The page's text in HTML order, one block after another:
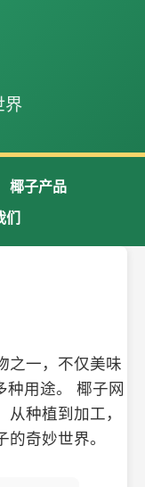
界
椰子产品
们
之一，不仅美味
种用途。 椰子网
种植到加工，
奇妙世界。